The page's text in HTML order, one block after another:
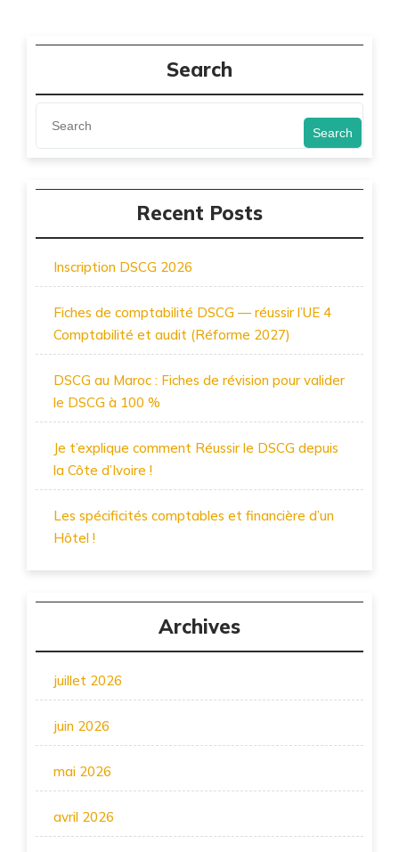
Search
Search
Recent Posts
Inscription DSCG 2026
Fiches de comptabilité DSCG — réussir l’UE 4
Comptabilité et audit (Réforme 2027)
DSCG au Maroc : Fiches de révision pour valider
le DSCG à 100 %
Je t’explique comment Réussir le DSCG depuis
la Côte d’Ivoire !
Les spécificités comptables et financière d’un
Hôtel !
Archives
juillet 2026
juin 2026
mai 2026
avril 2026